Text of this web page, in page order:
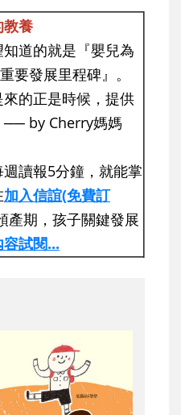
教養
知道的就是『嬰兒為
要發展里程碑』。
的正是時候，提供
── by Cherry媽媽
讀報5分鐘，就能掌
加入信誼(免費訂
產期，孩子關鍵發展
試閱...